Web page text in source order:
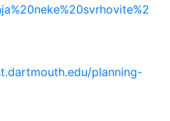
planning-